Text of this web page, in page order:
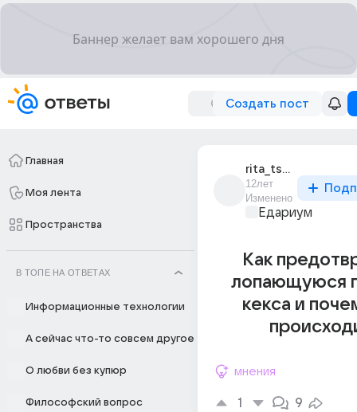
Создать пост
Главная
Моя лента
Пространства
В ТОПЕ НА ОТВЕТАХ
Информационные технологии
А сейчас что-то совсем другое
О любви без купюр
Философский вопрос
rita_tsyplionok
12лет
Изменено
Едариум
Как
лопающуюся
кекса и
мнения
1 9